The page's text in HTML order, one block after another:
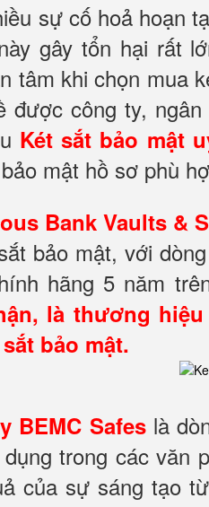
sự cố hoả hoạn
gây tổn hại rất
tâm khi chọn
công ty,
Két sắt bảo mật
mật hồ sơ phù
Bank Vaults &
bảo mật, với
hãng 5 năm
là thương
bảo mật.
BEMC Safes là
trong các văn
của sự sáng tạo